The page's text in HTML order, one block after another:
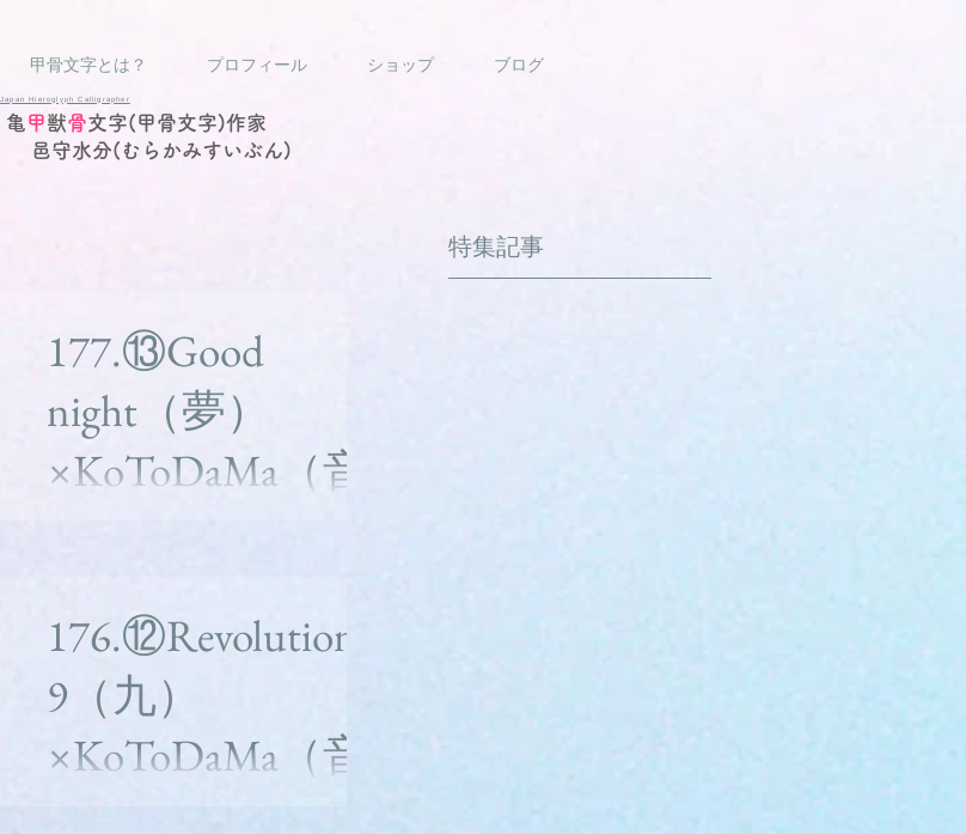
甲骨文字とは？ プロフィール ショップ ブログ
Japan Hieroglyph Calligrapher
亀 甲獣骨文字(甲骨文字)作家
邑守水分(むらかみすいぶん)
177.⑬Good
night（夢）
×KoToDaMa（音
177.⑬Good night（夢）＜水分意訳ポエム＞
もう、おやすみをいう時間だよ いい夢をみ
やすみ。 文字解説 【夢】13 （■）14 ［■］
21 ...
176.⑫Revolution
9（九）
×KoToDaMa（音
特集記事